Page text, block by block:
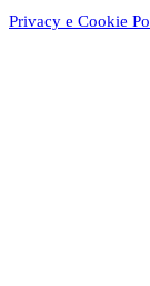
Privacy e Cookie